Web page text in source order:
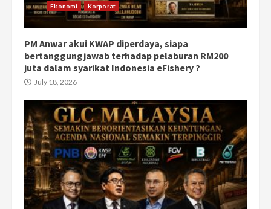
Ekonomi Korporat
PM Anwar akui KWAP diperdaya, siapa
bertanggungjawab terhadap pelaburan RM200
juta dalam syarikat Indonesia eFishery ?
July 18, 2026